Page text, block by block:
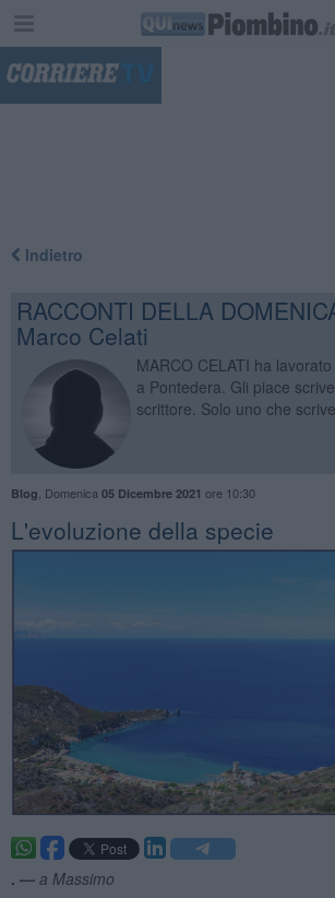
Indietro
RACCONTI DELLA
Marco Celati
MARCO CELATI ha
a Pontedera. Gli piace
scrittore. Solo uno che scrive.
Blog Domenica 05 Dicembre 2021 ore 10:30
L'evoluzione della specie
. — a Massimo